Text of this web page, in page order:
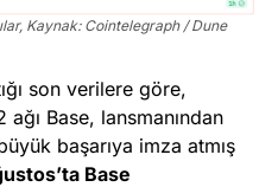
Kaynak: Cointelegraph / Dune
son verilere göre,
Base, lansmanından
başarıya imza atmış
Base